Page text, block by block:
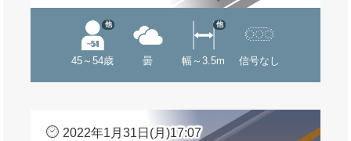
45～54歳
他
曇 幅～3.5m
他
信号なし
2022年1月31日(月)17:07